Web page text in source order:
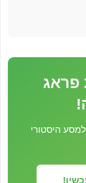
פראג
למסע היסטורי